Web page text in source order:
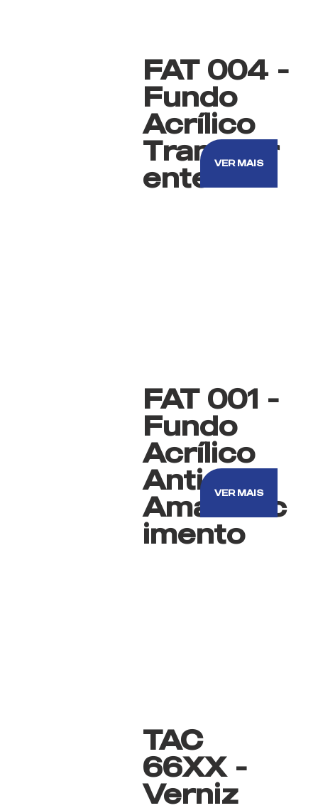
FAT 004 -
Fundo
Acrílico
Transpar
ente
VER MAIS
FAT 001 -
Fundo
Acrílico
Anti-
Amarelec
imento
VER MAIS
TAC
66XX -
Verniz